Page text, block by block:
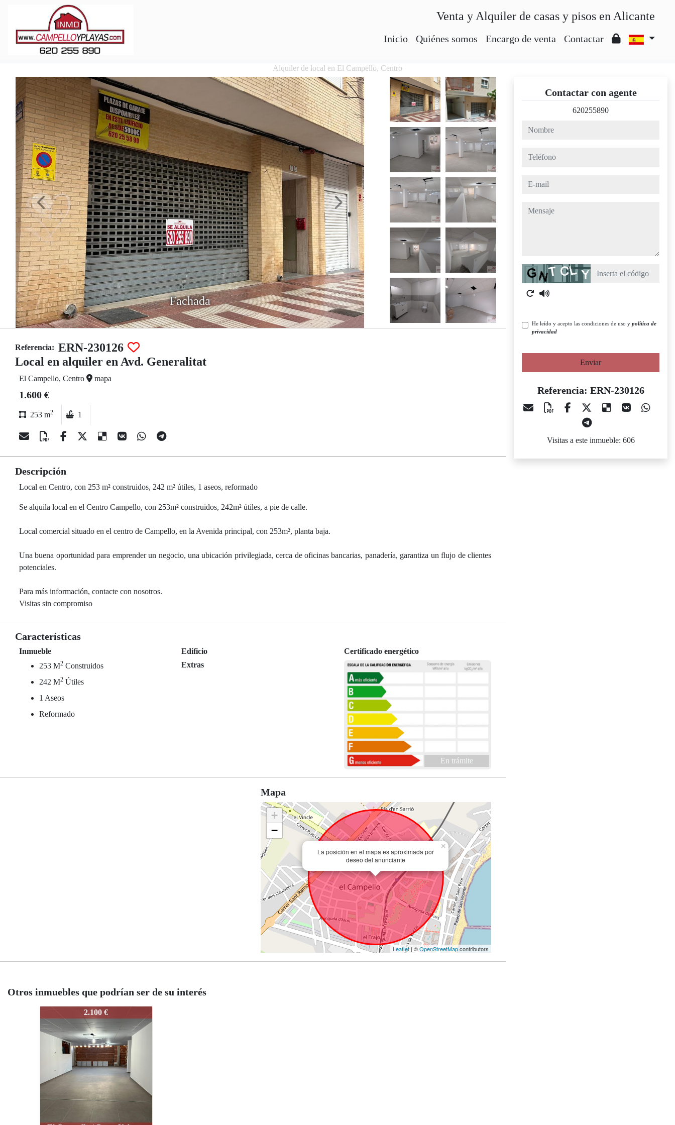
Venta y Alquiler de casas y pisos en Alicante
Inicio Quiénes somos Encargo de venta Contactar
Alquiler de local en El Campello, Centro
Fachada
Referencia: ERN-230126
Local en alquiler en Avd. Generalitat
El Campello, Centro mapa
1.600 €
253 m2 1
Descripción
Local en Centro, con 253 m² construidos, 242 m² útiles, 1 aseos, reformado
Se alquila local en el Centro Campello, con 253m² construidos, 242m² útiles, a pie de calle.
Local comercial situado en el centro de Campello, en la Avenida principal, con 253m², planta baja.
Una buena oportunidad para emprender un negocio, una ubicación privilegiada, cerca de oficinas bancarias, panadería, garantiza un flujo de clientes
potenciales.
Para más información, contacte con nosotros.
Visitas sin compromiso
Características
Inmueble
253 M2 Construidos
242 M2 Útiles
1 Aseos
Reformado
Edificio
Extras
Certificado energético
En trámite
Mapa
La posición en el mapa es aproximada por
deseo del anunciante
×
+
−
Leaflet | ©OpenStreetMapcontributors
Contactar con agente
620255890
nombre
teléfono
e-mail
mensaje
Captcha
He leído y acepto las condiciones de uso y política de
privacidad
Enviar
Referencia: ERN-230126
Visitas a este inmueble: 606
Otros inmuebles que podrían ser de su interés
ERN-2301262.100 €